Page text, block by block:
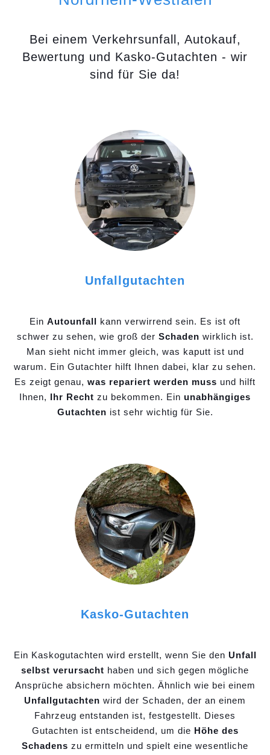
Bei einem Verkehrsunfall, Autokauf,
Bewertung und Kasko-Gutachten - wir
sind für Sie da!
Unfallgutachten
Ein Autounfall kann verwirrend sein. Es ist oft
schwer zu sehen, wie groß der Schaden wirklich ist.
Man sieht nicht immer gleich, was kaputt ist und
warum. Ein Gutachter hilft Ihnen dabei, klar zu sehen.
Es zeigt genau, was repariert werden muss und hilft
Ihnen, Ihr Recht zu bekommen. Ein unabhängiges
Gutachten ist sehr wichtig für Sie.
Kasko-Gutachten
Ein Kaskogutachten wird erstellt, wenn Sie den Unfall
selbst verursacht haben und sich gegen mögliche
Ansprüche absichern möchten. Ähnlich wie bei einem
Unfallgutachten wird der Schaden, der an einem
Fahrzeug entstanden ist, festgestellt. Dieses
Gutachten ist entscheidend, um die Höhe des
Schadens zu ermitteln und spielt eine wesentliche